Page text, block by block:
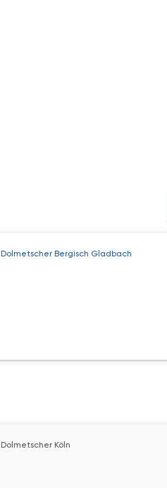
Dolmetscher Bergisch Gladbach
Dolmetscher Köln